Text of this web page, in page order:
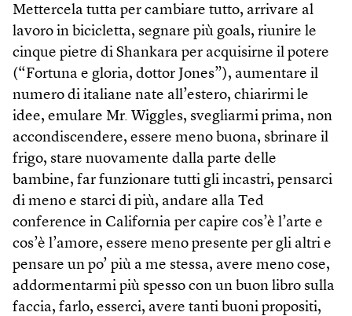
Mettercela tutta per cambiare tutto, arrivare al
lavoro in bicicletta, segnare più goals, riunire le
cinque pietre di Shankara per acquisirne il potere
(“Fortuna e gloria, dottor Jones”), aumentare il
numero di italiane nate all’estero, chiarirmi le
idee, emulare Mr. Wiggles, svegliarmi prima, non
accondiscendere, essere meno buona, sbrinare il
frigo, stare nuovamente dalla parte delle
bambine, far funzionare tutti gli incastri, pensarci
di meno e starci di più, andare alla Ted
conference in California per capire cos’è l’arte e
cos’è l’amore, essere meno presente per gli altri e
pensare un po’ più a me stessa, avere meno cose,
addormentarmi più spesso con un buon libro sulla
faccia, farlo, esserci, avere tanti buoni propositi,